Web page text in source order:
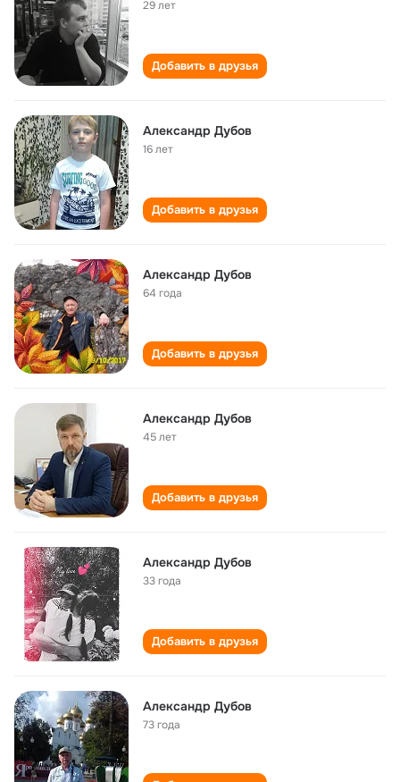
29 лет
Добавить в друзья
Александр Дубов
16 лет
Добавить в друзья
Александр Дубов
64 года
Добавить в друзья
Александр Дубов
45 лет
Добавить в друзья
Александр Дубов
33 года
Добавить в друзья
Александр Дубов
73 года